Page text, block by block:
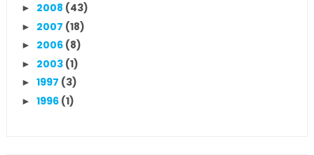
► 2008 (43)
► 2007 (18)
► 2006 (8)
► 2003 (1)
► 1997 (3)
► 1996 (1)